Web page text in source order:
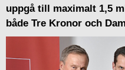
uppgå till maximalt 1,5
både Tre Kronor och